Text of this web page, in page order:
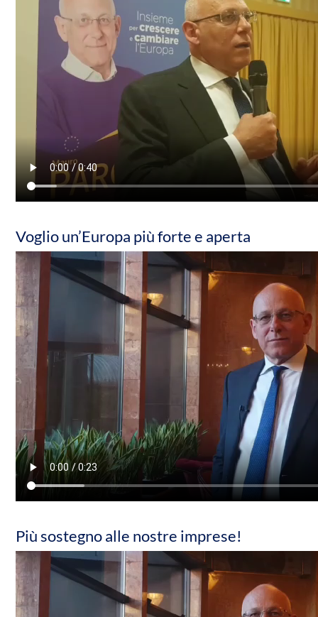
Voglio un’Europa più forte e aperta
Più sostegno alle nostre imprese!